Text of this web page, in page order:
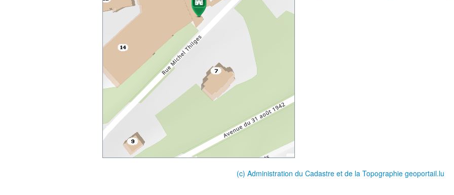
(c) Administration du Cadastre et de la Topographie geoportail.lu